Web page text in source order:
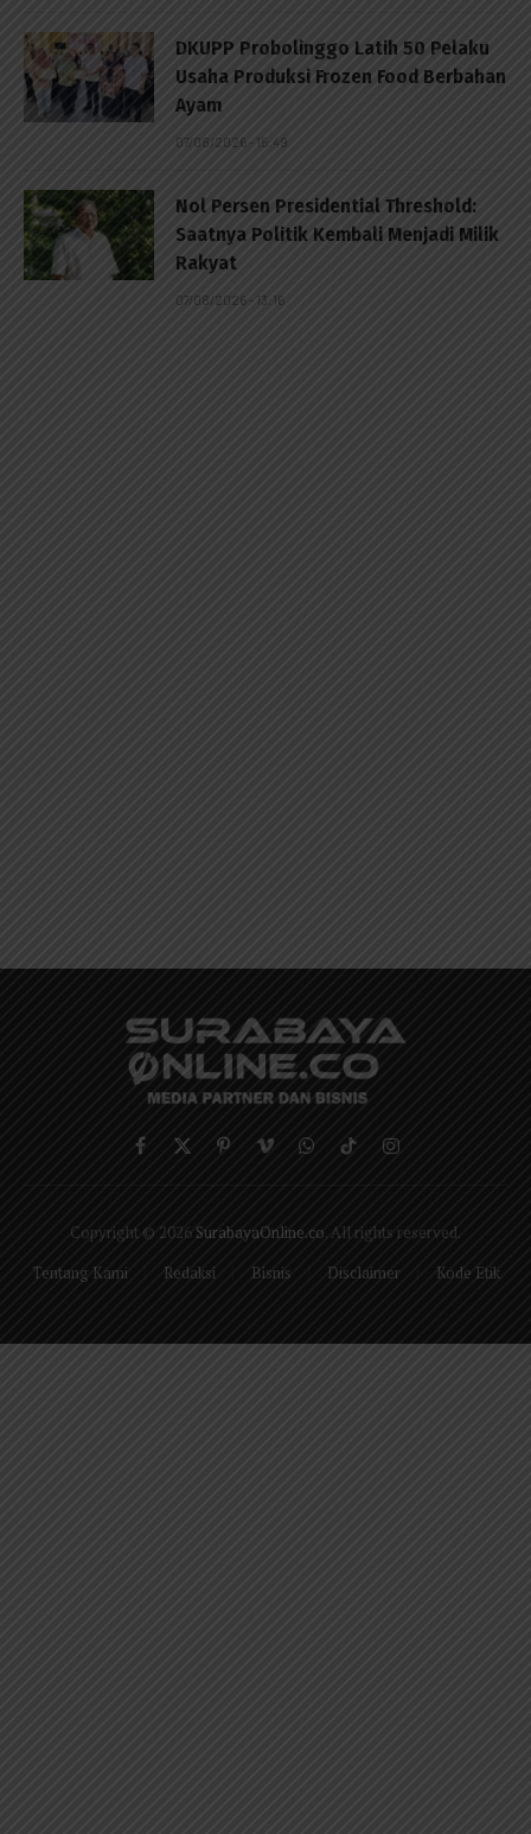
DKUPP Probolinggo Latih 50 Pelaku
Usaha Produksi Frozen Food Berbahan
Ayam
07/08/2026 - 15:49
Nol Persen Presidential Threshold:
Saatnya Politik Kembali Menjadi Milik
Rakyat
07/08/2026 - 13:16
Facebook
X
PinterestVimeoWhatsApp
TikTokInstagram
Copyright © 2026 SurabayaOnline.co. All rights reserved.
Tentang Kami
Redaksi Bisnis Disclaimer Kode Etik